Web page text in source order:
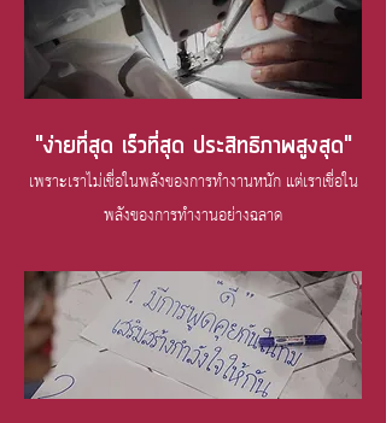
"ง่ายที่สุด เร็วที่สุด ประสิทธิภาพสูงสุด"
เพราะเราไม่เชื่อในพลังของการทำงานหนัก แต่เราเชื่อใน
พลังของการทำงานอย่างฉลาด